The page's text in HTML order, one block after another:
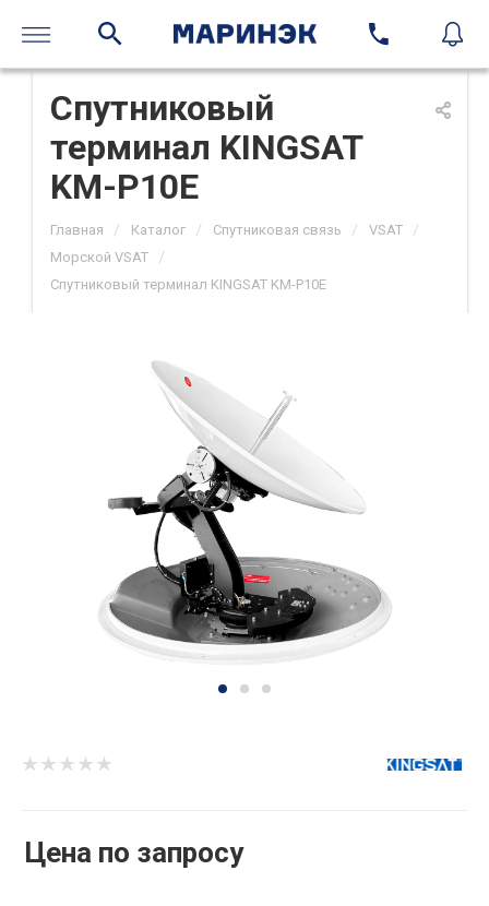
Спутниковый
терминал KINGSAT
KM-P10E
Главная / Каталог / Спутниковая связь / VSAT /
Морской VSAT /
Спутниковый терминал KINGSAT KM-P10E
Цена по запросу